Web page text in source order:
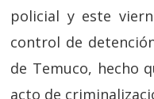
policial y este
control de
de Temuco, hecho
acto de